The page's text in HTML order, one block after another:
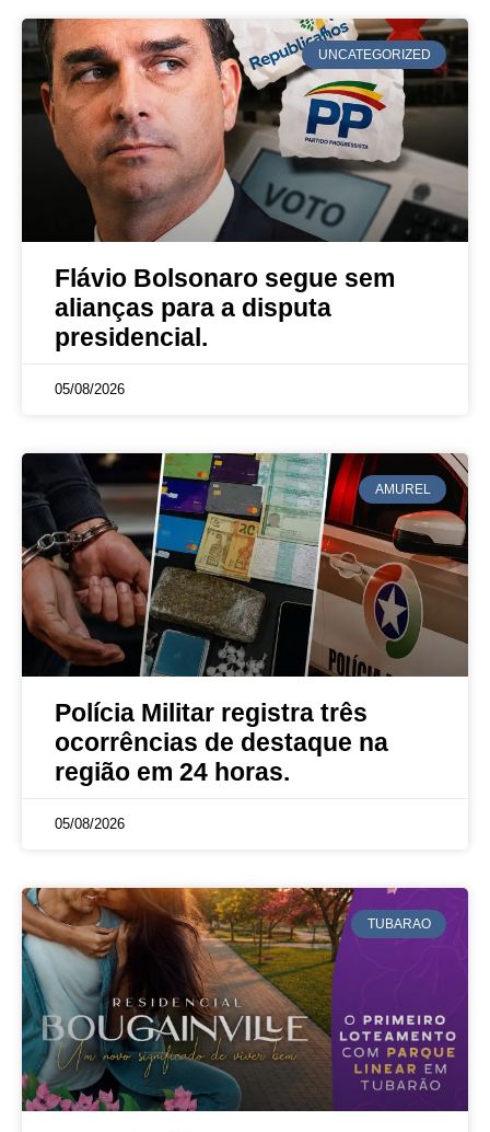
UNCATEGORIZED
Flávio Bolsonaro segue sem
alianças para a disputa
presidencial.
05/08/2026
AMUREL
Polícia Militar registra três
ocorrências de destaque na
região em 24 horas.
05/08/2026
TUBARAO